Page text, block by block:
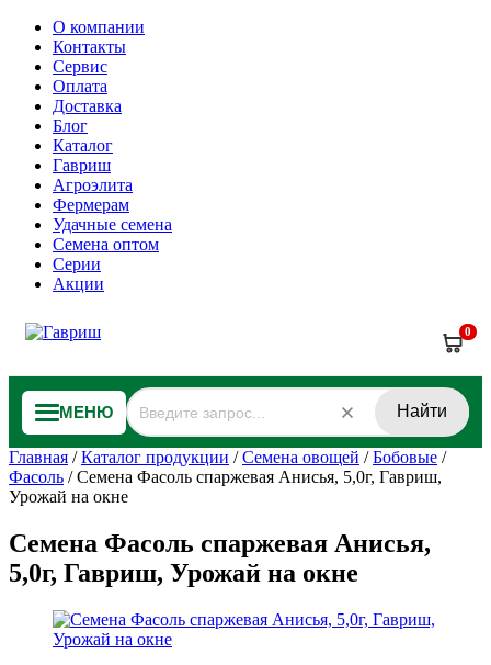
О компании
Контакты
Сервис
Оплата
Доставка
Блог
Каталог
Гавриш
Агроэлита
Фермерам
Удачные семена
Семена оптом
Серии
Акции
0
МЕНЮ Найти
Главная /Каталог продукции /Семена овощей /Бобовые /
Фасоль /Семена Фасоль спаржевая Анисья, 5,0г, Гавриш,
Урожай на окне
Семена Фасоль спаржевая Анисья,
5,0г, Гавриш, Урожай на окне